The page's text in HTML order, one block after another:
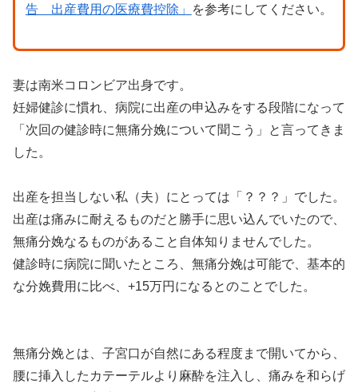
告 出産費用の医療費控除」
を参考にしてください。
妻は南米コロンビア出身です。
妊婦健診に慣れ、病院に出産の申込みをする段階になって
「次回の健診時に無痛分娩について聞こう」と言ってきま
した。
出産を担当しない私（夫）にとっては「？？？」でした。
出産は痛みに耐えるものだと勝手に思い込んでいたので、
無痛分娩なるものがあること自体知りませんでした。
健診時に病院に聞いたところ、無痛分娩は可能で、基本的
な分娩費用に比べ、+15万円になるとのことでした。
無痛分娩とは、子宮口が自然にある程度まで開いてから、
腰に挿入したカテーテルより麻酔を注入し、痛みを和らげ